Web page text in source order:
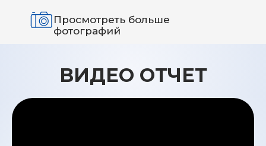
Просмотреть больше
фотографий
ВИДЕО ОТЧЕТ